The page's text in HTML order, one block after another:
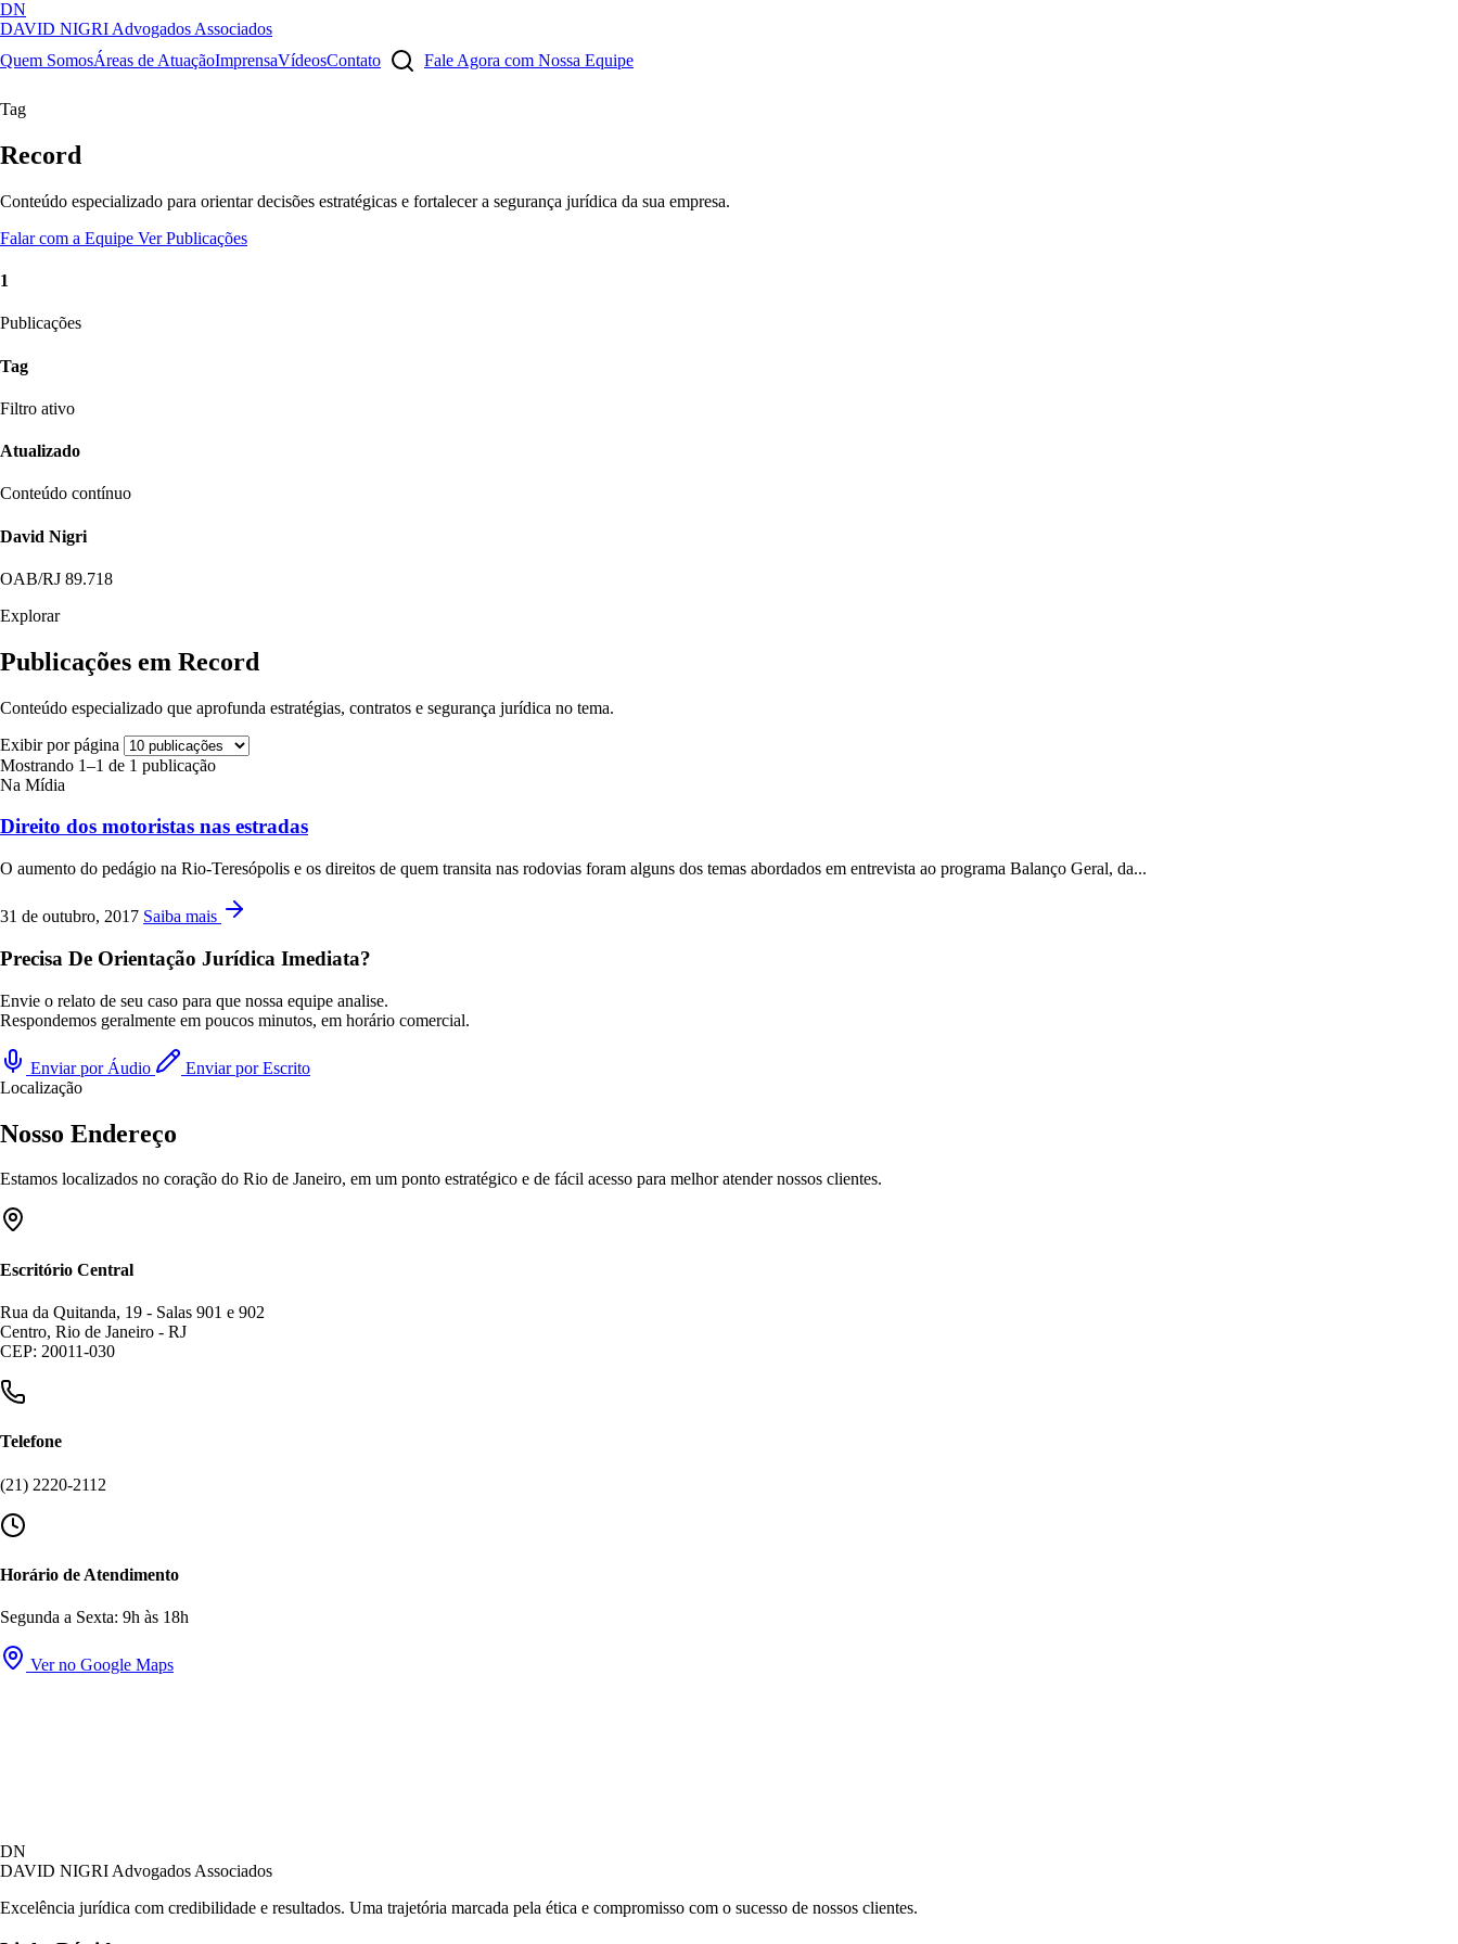
DN
DAVID NIGRI Advogados Associados
Quem SomosÁreas de AtuaçãoImprensaVídeosContato Fale Agora com Nossa Equipe
Artigos, sentenças, áreas de atuação, imprensa...
Tag
Record
Conteúdo especializado para orientar decisões estratégicas e fortalecer a segurança jurídica da sua empresa.
Falar com a Equipe Ver Publicações
1
Publicações
Tag
Filtro ativo
Atualizado
Conteúdo contínuo
David Nigri
OAB/RJ 89.718
Explorar
Publicações em Record
Conteúdo especializado que aprofunda estratégias, contratos e segurança jurídica no tema.
Exibir por página
Mostrando 1–1 de 1 publicação
Na Mídia
Direito dos motoristas nas estradas
O aumento do pedágio na Rio-Teresópolis e os direitos de quem transita nas rodovias foram alguns dos temas abordados em entrevista ao programa Balanço Geral, da...
31 de outubro, 2017 Saiba mais
Precisa De Orientação Jurídica Imediata?
Envie o relato de seu caso para que nossa equipe analise.
Respondemos geralmente em poucos minutos, em horário comercial.
Enviar por Áudio
Enviar por Escrito
Localização
Nosso Endereço
Estamos localizados no coração do Rio de Janeiro, em um ponto estratégico e de fácil acesso para melhor atender nossos clientes.
Escritório Central
Rua da Quitanda, 19 - Salas 901 e 902
Centro, Rio de Janeiro - RJ
CEP: 20011-030
Telefone
(21) 2220-2112
Horário de Atendimento
Segunda a Sexta: 9h às 18h
Ver no Google Maps
DN
DAVID NIGRI Advogados Associados
Excelência jurídica com credibilidade e resultados. Uma trajetória marcada pela ética e compromisso com o sucesso de nossos clientes.